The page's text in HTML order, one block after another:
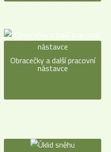
Obracečky a další pracovní
nástavce